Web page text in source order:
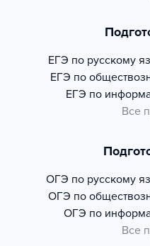
ЕГЭ по русскому
ЕГЭ по
ЕГЭ по
Все
ОГЭ по русскому
ОГЭ по
ОГЭ по
Все